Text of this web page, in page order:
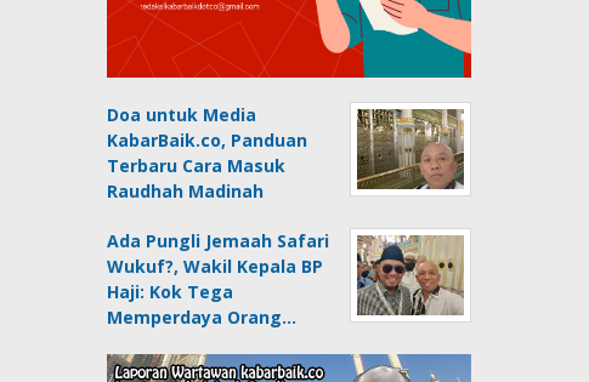
Doa untuk Media
KabarBaik.co, Panduan
Terbaru Cara Masuk
Raudhah Madinah
Ada Pungli Jemaah Safari
Wukuf?, Wakil Kepala BP
Haji: Kok Tega
Memperdaya Orang…